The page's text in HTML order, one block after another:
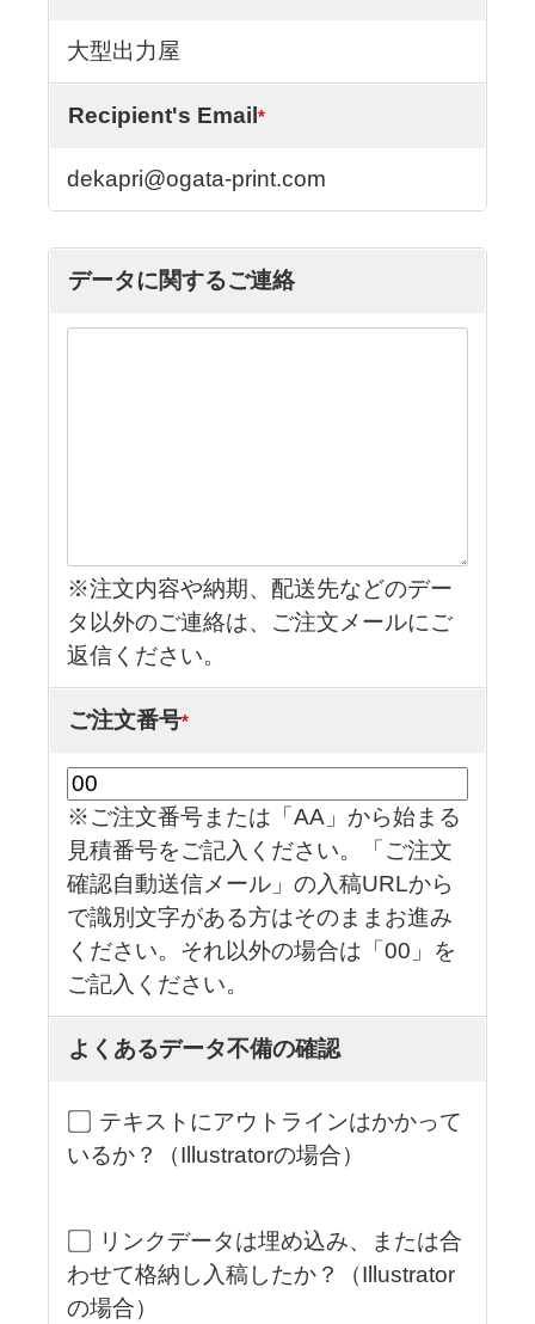
大型出力屋
Recipient's Email*
dekapri@ogata-print.com
データに関するご連絡
※注文内容や納期、配送先などのデー
タ以外のご連絡は、ご注文メールにご
返信ください。
ご注文番号*
※ご注文番号または「AA」から始まる
見積番号をご記入ください。「ご注文
確認自動送信メール」の入稿URLから
で識別文字がある方はそのままお進み
ください。それ以外の場合は「00」を
ご記入ください。
よくあるデータ不備の確認
テキストにアウトラインはかかって
いるか？（Illustratorの場合）
リンクデータは埋め込み、または合
わせて格納し入稿したか？（Illustrator
の場合）